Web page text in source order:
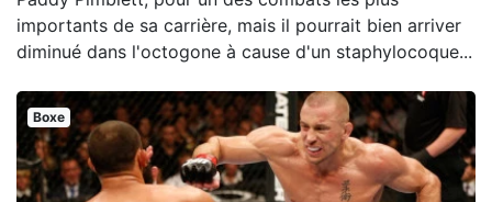
importants de sa carrière, mais il pourrait bien arriver
diminué dans l'octogone à cause d'un staphylocoque...
Boxe